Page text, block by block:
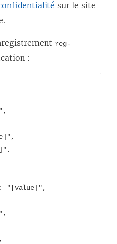
sur le site
reg-
:
: "[value]",